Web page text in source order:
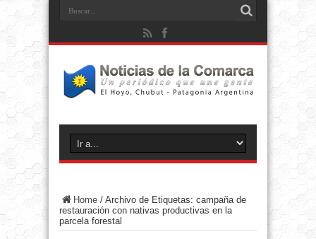
Home / Archivo de Etiquetas: campaña de
restauración con nativas productivas en la
parcela forestal